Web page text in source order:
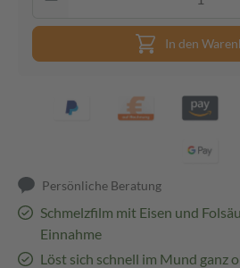
In den
Persönliche Beratung
Schmelzfilm mit Eisen und
Einnahme
Löst sich schnell im Mund ganz